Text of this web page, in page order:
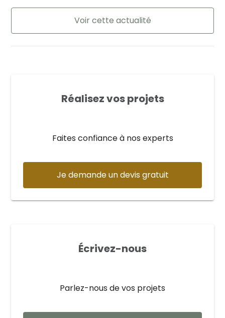
Voir cette actualité
Réalisez vos projets
Faites confiance à nos experts
Je demande un devis gratuit
Écrivez-nous
Parlez-nous de vos projets